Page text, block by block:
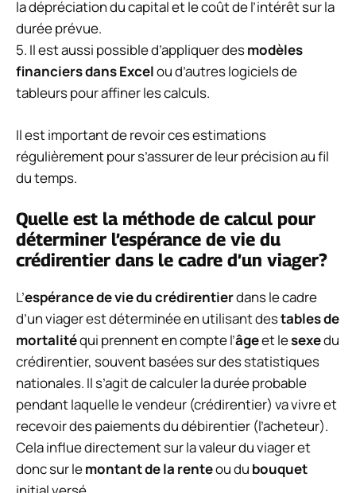
la dépréciation du capital et le coût de l’intérêt sur la
durée prévue.
5. Il est aussi possible d’appliquer desmodèles
financiers dans Excelou d’autres logiciels de
tableurs pour affiner les calculs.
Il est important de revoir ces estimations
régulièrement pour s’assurer de leur précision au fil
du temps.
Quelle est la méthode de calcul pour
déterminer l’espérance de vie du
crédirentier dans le cadre d’un viager?
L’espérance de vie du crédirentierdans le cadre
d’un viager est déterminée en utilisant destables de
mortalitéqui prennent en compte l’âgeet lesexedu
crédirentier, souvent basées sur des statistiques
nationales. Il s’agit de calculer la durée probable
pendant laquelle le vendeur (crédirentier) va vivre et
recevoir des paiements du débirentier (l’acheteur).
Cela influe directement sur la valeur du viager et
donc sur lemontant de la renteou du bouquet